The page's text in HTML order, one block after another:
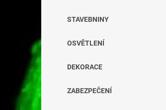
STAVEBNINY
OSVĚTLENÍ
DEKORACE
ZABEZPEČENÍ